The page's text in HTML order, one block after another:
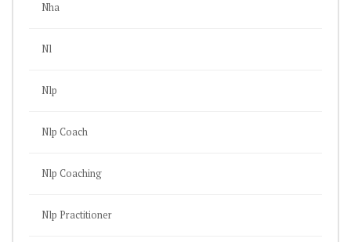
Nha
Nl
Nlp
Nlp Coach
Nlp Coaching
Nlp Practitioner